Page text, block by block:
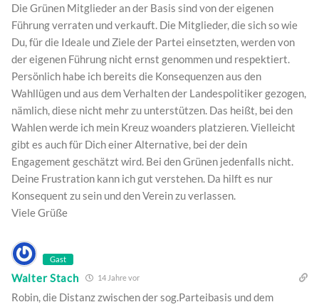
Die Grünen Mitglieder an der Basis sind von der eigenen
Führung verraten und verkauft. Die Mitglieder, die sich so wie
Du, für die Ideale und Ziele der Partei einsetzten, werden von
der eigenen Führung nicht ernst genommen und respektiert.
Persönlich habe ich bereits die Konsequenzen aus den
Wahllügen und aus dem Verhalten der Landespolitiker gezogen,
nämlich, diese nicht mehr zu unterstützen. Das heißt, bei den
Wahlen werde ich mein Kreuz woanders platzieren. Vielleicht
gibt es auch für Dich einer Alternative, bei der dein
Engagement geschätzt wird. Bei den Grünen jedenfalls nicht.
Deine Frustration kann ich gut verstehen. Da hilft es nur
Konsequent zu sein und den Verein zu verlassen.
Viele Grüße
Gast
Walter Stach 14 Jahre vor
Robin, die Distanz zwischen der sog.Parteibasis und dem